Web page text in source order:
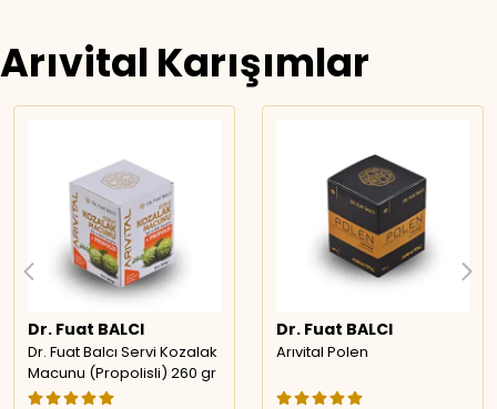
Arıvital Karışımlar
Dr. Fuat BALCI
Dr. Fuat Balcı Servi Kozalak
Macunu (Propolisli) 260 gr
Dr. Fuat BALCI
Arıvital Polen